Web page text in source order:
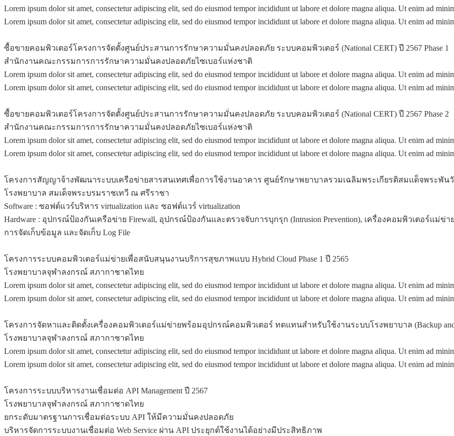
Lorem ipsum dolor sit amet, consectetur adipiscing elit, sed do eiusmod tempor incididunt ut labore et dolore magna aliqua. Ut enim ad
Lorem ipsum dolor sit amet, consectetur adipiscing elit, sed do eiusmod tempor incididunt ut labore et dolore magna aliqua. Ut enim ad
ซื้อขายคอมพิวเตอร์โครงการจัดตั้งศูนย์ประสานการรักษาความมั่นคงปลอดภัย ระบบคอมพิวเตอร์ (National CERT) ปี 2567 Phase 1
สำนักงานคณะกรรมการการรักษาความมั่นคงปลอดภัยไซเบอร์แห่งชาติ
Lorem ipsum dolor sit amet, consectetur adipiscing elit, sed do eiusmod tempor incididunt ut labore et dolore magna aliqua. Ut enim ad
Lorem ipsum dolor sit amet, consectetur adipiscing elit, sed do eiusmod tempor incididunt ut labore et dolore magna aliqua. Ut enim ad
ซื้อขายคอมพิวเตอร์โครงการจัดตั้งศูนย์ประสานการรักษาความมั่นคงปลอดภัย ระบบคอมพิวเตอร์ (National CERT) ปี 2567 Phase 2
สำนักงานคณะกรรมการการรักษาความมั่นคงปลอดภัยไซเบอร์แห่งชาติ
Lorem ipsum dolor sit amet, consectetur adipiscing elit, sed do eiusmod tempor incididunt ut labore et dolore magna aliqua. Ut enim ad
Lorem ipsum dolor sit amet, consectetur adipiscing elit, sed do eiusmod tempor incididunt ut labore et dolore magna aliqua. Ut enim ad
โครงการสัญญาจ้างพัฒนาระบบเครือข่ายสารสนเทศเพื่อการใช้งานอาคาร ศูนย์รักษาพยาบาลรวมเฉลิมพระเกียรติสมเเด็จพระพันวั
โรงพยาบาล สมเด็จพระบรมราชเทวี ณ ศรีราชา
Software : ซอฟต์แวร์บริหาร virtualization และ ซอฟต์แวร์ virtualization
Hardware : อุปกรณ์ป้องกันเครือข่าย Firewall, อุปกรณ์ป้องกันและตรวจจับการบุกรุก (Intrusion Prevention), เครื่องคอมพิวเตอร์
การจัดเก็บข้อมูล และจัดเก็บ Log File
โครงการระบบคอมพิวเตอร์แม่ข่ายเพื่อสนับสนุนงานบริการสุขภาพแบบ Hybrid Cloud Phase 1 ปี 2565
โรงพยาบาลจุฬาลงกรณ์ สภากาชาดไทย
Lorem ipsum dolor sit amet, consectetur adipiscing elit, sed do eiusmod tempor incididunt ut labore et dolore magna aliqua. Ut enim ad
Lorem ipsum dolor sit amet, consectetur adipiscing elit, sed do eiusmod tempor incididunt ut labore et dolore magna aliqua. Ut enim ad
โครงการจัดหาและติดตั้งเครื่องคอมพิวเตอร์แม่ข่ายพร้อมอุปกรณ์คอมพิวเตอร์ ทดแทนสำหรับใช้งานระบบโรงพยาบาล (Backup and
โรงพยาบาลจุฬาลงกรณ์ สภากาชาดไทย
Lorem ipsum dolor sit amet, consectetur adipiscing elit, sed do eiusmod tempor incididunt ut labore et dolore magna aliqua. Ut enim ad
Lorem ipsum dolor sit amet, consectetur adipiscing elit, sed do eiusmod tempor incididunt ut labore et dolore magna aliqua. Ut enim ad
โครงการระบบบริหารงานเชื่อมต่อ API Management ปี 2567
โรงพยาบาลจุฬาลงกรณ์ สภากาชาดไทย
ยกระดับมาตรฐานการเชื่อมต่อระบบ API ให้มีความมั่นคงปลอดภัย
บริหารจัดการระบบงานเชื่อมต่อ Web Service ผ่าน API ประยุกต์ใช้งานได้อย่างมีประสิทธิภาพ